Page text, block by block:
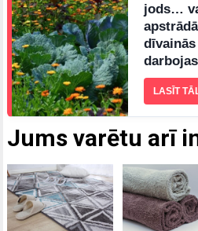
Jums varētu arī
jods…
LASĪT